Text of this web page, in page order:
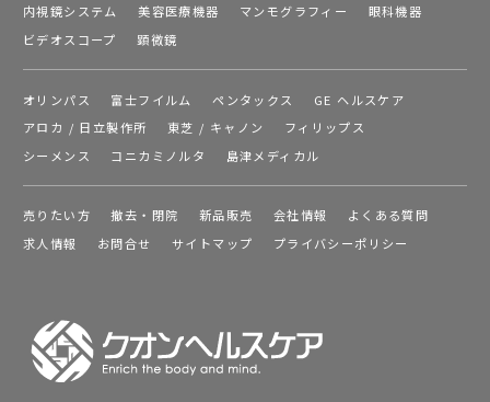
内視鏡システム
美容医療機器 マンモグラフィー
眼科機器
ビデオスコープ
顕微鏡
オリンパス 富士フイルム ペンタックス
GE ヘルスケア
アロカ / 日立製作所
東芝 / キャノン
フィリップス
シーメンス
コニカミノルタ 島津メディカル
売りたい方 撤去・閉院 新品販売 会社情報
よくある質問
求人情報
お問合せ サイトマップ プライバシーポリシー